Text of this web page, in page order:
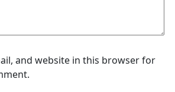
and website in this browser for